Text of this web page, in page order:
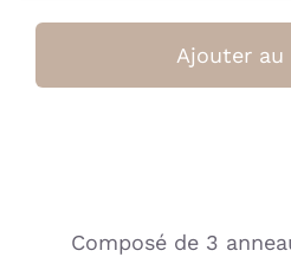
Ajouter au
Composé de 3